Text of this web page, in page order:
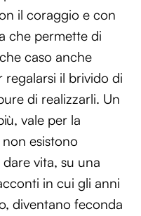
il coraggio e con
che permette di
caso anche
regalarsi il brivido di
di realizzarli. Un
vale per la
esistono
vita, su una
in cui gli anni
diventano feconda